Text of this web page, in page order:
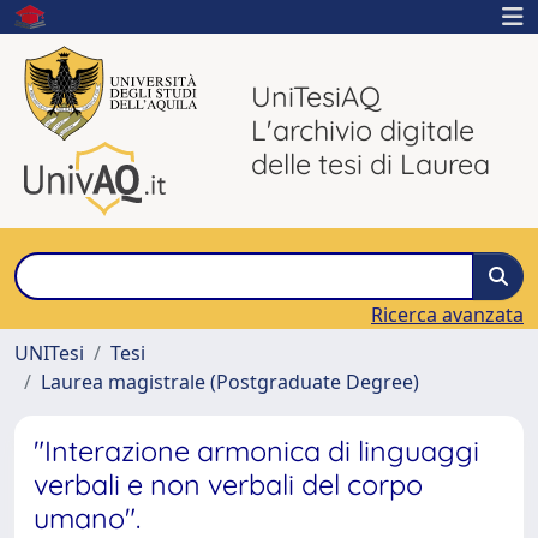
UniTesiAQ
L'archivio digitale
delle tesi di Laurea
Ricerca avanzata
UNITesi
Tesi
Laurea magistrale (Postgraduate Degree)
"Interazione armonica di linguaggi
verbali e non verbali del corpo
umano".